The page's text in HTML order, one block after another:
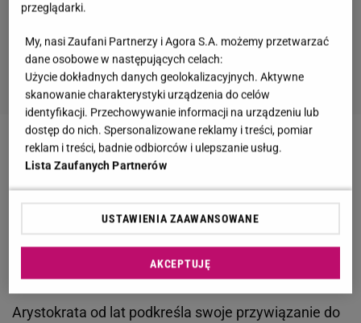
Zobacz wideoTe same firmy, które wpłacają fortunę
na cele charytatywne, nie chcą płacić wyższych
Jan Lubomirski-Lanckoroński o wyższych
podatkach. "Broń Boże!"
Arystokrata od lat podkreśla swoje przywiązanie do
przeglądarki.
My, nasi Zaufani Partnerzy i Agora S.A. możemy przetwarzać
dane osobowe w następujących celach:
Użycie dokładnych danych geolokalizacyjnych. Aktywne
skanowanie charakterystyki urządzenia do celów
identyfikacji. Przechowywanie informacji na urządzeniu lub
dostęp do nich. Spersonalizowane reklamy i treści, pomiar
reklam i treści, badnie odbiorców i ulepszanie usług.
Lista Zaufanych Partnerów
USTAWIENIA ZAAWANSOWANE
AKCEPTUJĘ